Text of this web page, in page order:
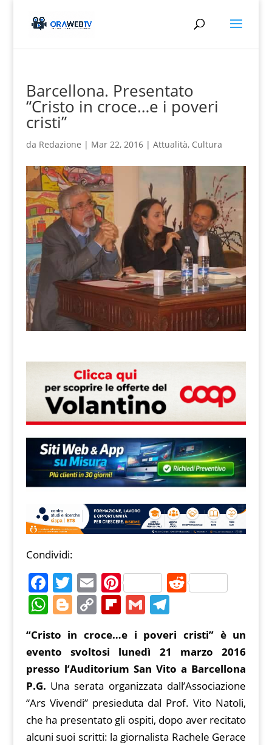
Barcellona. Presentato
“Cristo in croce…e i poveri
cristi”
da Redazione | Mar 22, 2016| Attualità, Cultura
Condividi:
F
a
c
e
b
o
o
k
T
w
itt
er
E
m
ai
l
Pi
nt
er
e
st
R
di
t
W
at
s
A
p
p
Bl
g
g
er
C
p
y
Li
n
k
Fl
ip
b
o
ar
d
G
ai
l
T
el
e
gr
a
m
“Cristo in croce…e i poveri cristi” è un
evento svoltosi lunedì 21 marzo 2016
presso l’Auditorium San Vito a Barcellona
P.G. Una serata organizzata dall’Associazione
“Ars Vivendi” presieduta dal Prof. Vito Natoli,
che ha presentato gli ospiti, dopo aver recitato
alcuni suoi scritti: la giornalista Rachele Gerace